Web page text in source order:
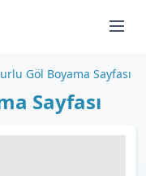
Göl Boyama Sayfası
Sayfası